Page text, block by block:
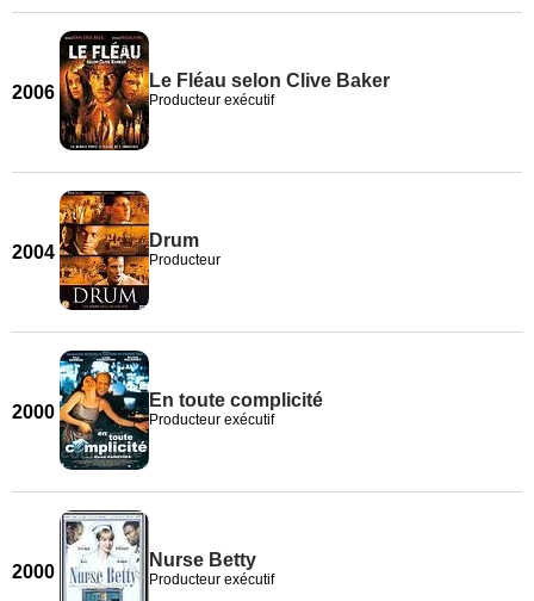
2006
Le Fléau selon Clive Baker
Producteur exécutif
2004
Drum
Producteur
2000
En toute complicité
Producteur exécutif
2000
Nurse Betty
Producteur exécutif